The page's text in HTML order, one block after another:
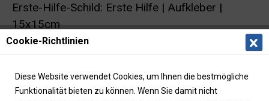
Erste-Hilfe-Schild: Erste Hilfe | Aufkleber |
15x15cm
Cookie-Richtlinien
Diese Website verwendet Cookies, um Ihnen die bestmögliche
Funktionalität bieten zu können. Wenn Sie damit nicht